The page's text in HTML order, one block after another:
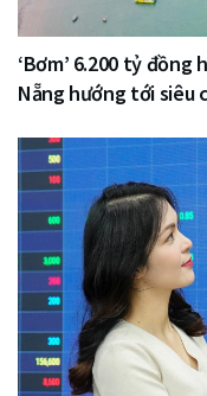
‘Bơm’ 6.200 tỷ đồng
Nẵng hướng tới siêu